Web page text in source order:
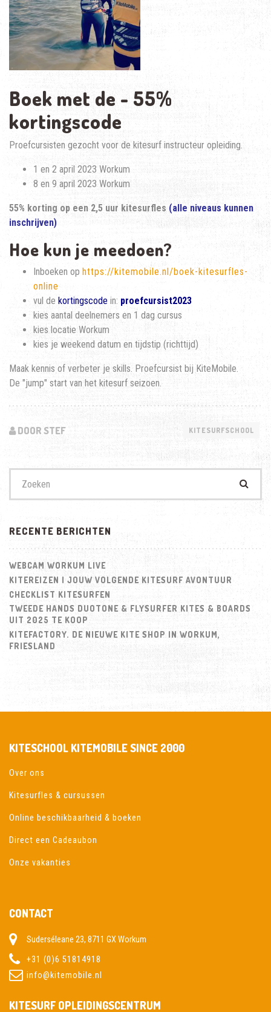
Boek met de - 55%
kortingscode
Proefcursisten gezocht voor de kitesurf instructeur opleiding.
1 en 2 april 2023 Workum
8 en 9 april 2023 Workum
55% korting op een 2,5 uur kitesurfles (alle niveaus kunnen
inschrijven)
Hoe kun je meedoen?
Inboeken op https://kitemobile.nl/boek-kitesurfles-
online
vul de kortingscode in: proefcursist2023
kies aantal deelnemers en 1 dag cursus
kies locatie Workum
kies je weekend datum en tijdstip (richttijd)
Maak kennis of verbeter je skills. Proefcursist bij KiteMobile.
De "jump" start van het kitesurf seizoen.
DOOR STEF KITESURFSCHOOL
naar:
RECENTE BERICHTEN
WEBCAM WORKUM LIVE
KITEREIZEN | JOUW VOLGENDE KITESURF AVONTUUR
CHECKLIST KITESURFEN
TWEEDE HANDS DUOTONE & FLYSURFER KITES & BOARDS
UIT 2025 TE KOOP
KITEFACTORY. DE NIEUWE KITE SHOP IN WORKUM,
FRIESLAND
KITESCHOOL KITEMOBILE SINCE 2000
Over ons
Kitesurfles & cursussen
Online beschikbaarheid & boeken
Direct een Cadeaubon
Onze vakanties
CONTACT
Suderséleane 23, 8711 GX Workum
+31 (0)6 51814918
info@kitemobile.nl
KITESURF OPLEIDINGSCENTRUM